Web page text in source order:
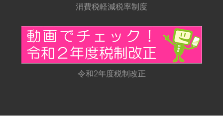
消費税軽減税率制度
令和2年度税制改正